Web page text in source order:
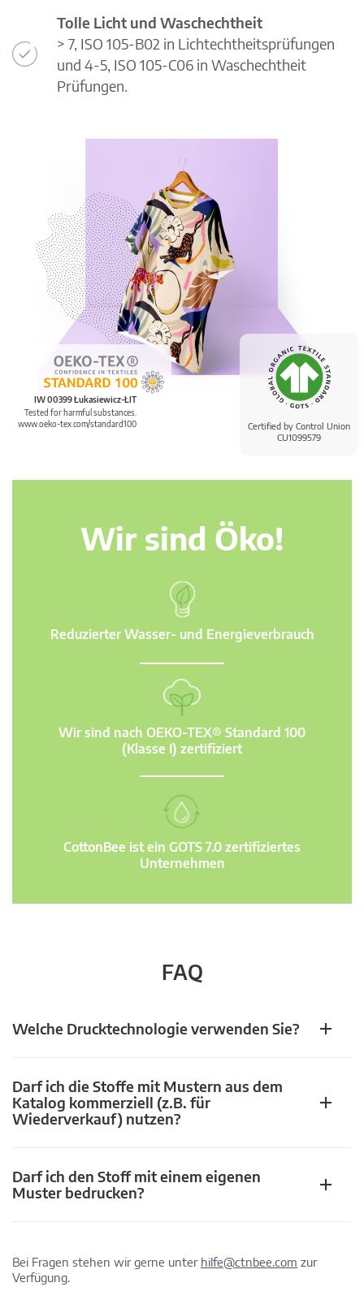
Certified by Control Union
CU1099579
IW 00399 Łukasiewicz-ŁIT
Tested for harmful substances.
www.oeko-tex.com/standard100
Tolle Licht und Waschechtheit
> 7, ISO 105-B02 in Lichtechtheitsprüfungen
und 4-5, ISO 105-C06 in Waschechtheit
Prüfungen.
Wir sind Öko!
Reduzierter Wasser- und Energieverbrauch
Wir sind nach OEKO-TEX® Standard 100
(Klasse I) zertifiziert
CottonBee ist ein GOTS 7.0 zertifiziertes
Unternehmen
FAQ
Welche Drucktechnologie verwenden Sie?
Darf ich die Stoffe mit Mustern aus dem
Katalog kommerziell (z.B. für
Wiederverkauf) nutzen?
Darf ich den Stoff mit einem eigenen
Muster bedrucken?
Bei Fragen stehen wir gerne unter hilfe@ctnbee.com zur
Verfügung.